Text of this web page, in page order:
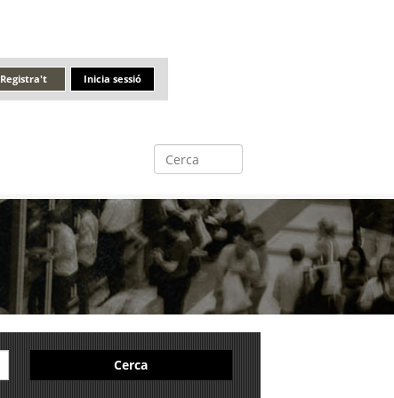
Inicia sessió
Registra't
Cerca